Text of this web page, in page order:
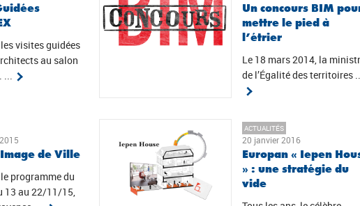
visites guidées
au salon
...
de Ville
programme du
13 au 22/11/15,
Un concours BIM
mettre le pied à
l’étrier
Le 18 mars 2014, la
de l’Égalité des territoires
ACTUALITÉS
20 janvier 2016
Europan « Iepen
» : une stratégie du
vide